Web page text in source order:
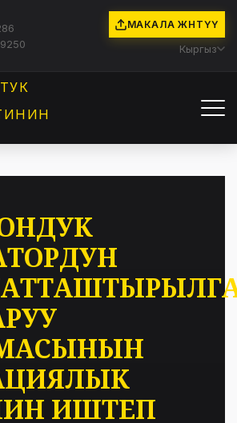
МАКАЛА ЖӨНӨТҮҮ
Кыргыз
ИШТЕП